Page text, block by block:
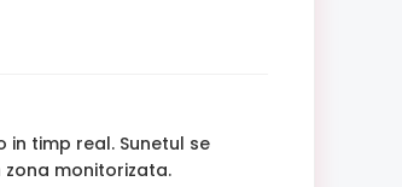
timp real. Sunetul se
monitorizata.